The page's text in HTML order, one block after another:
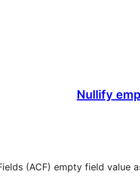
Nullify
(ACF) empty field value